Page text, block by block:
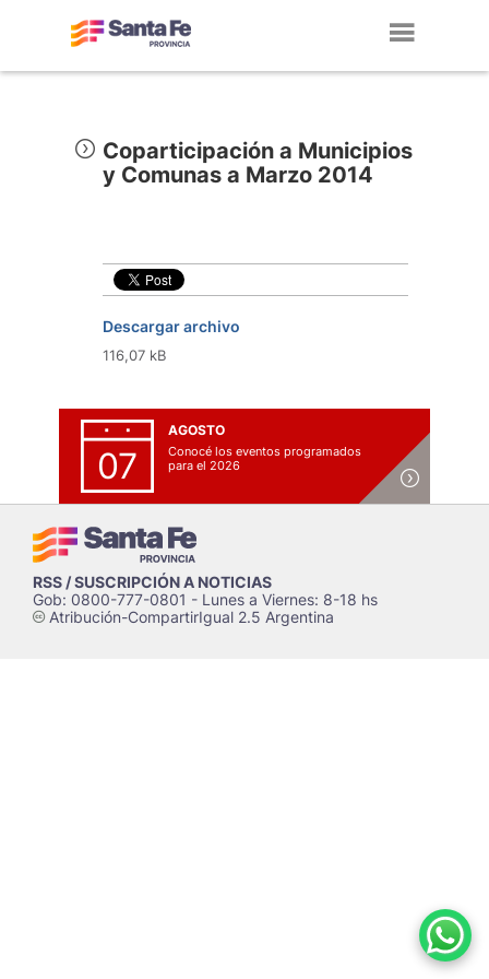
Coparticipación a Municipios
y Comunas a Marzo 2014
Descargar archivo
116,07 kB
07
AGOSTO
Conocé los eventos programados
para el 2026
RSS / SUSCRIPCIÓN A NOTICIAS
Gob: 0800-777-0801 - Lunes a Viernes: 8-18 hs
cAtribución-CompartirIgual 2.5 Argentina